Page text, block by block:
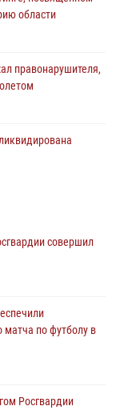
области
правонарушителя,
устроивших
снаряд
музейной
битва.
совершил
матча по футболу в
Росгвардии